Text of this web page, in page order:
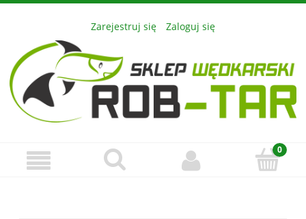
Zarejestruj się Zaloguj się